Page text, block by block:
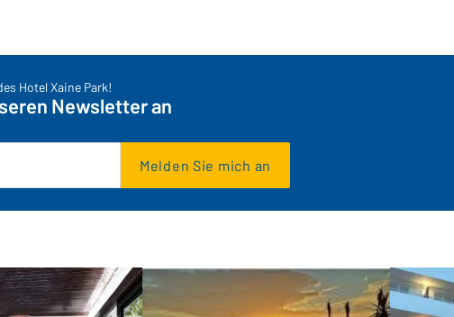
Hotel Xaine Park!
Newsletter an
Melden Sie mich an